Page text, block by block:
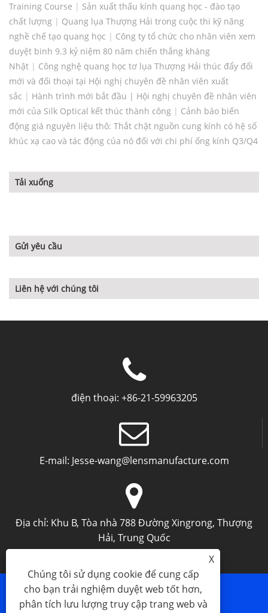
Training Course | Sản xuất thấu kính quang học - đào tạo
chất lượng | Quang lụa Thượng Hải trong cuộc thi kỹ năng
nghề chế tạo quang học | Công ty tổ chức cho nhân viên xem
duyệt binh 9.3 kỷ niệm 80 năm chiến thắng kháng
Nhật | Công nghệ quang học tơ lụa Thượng Hải thúc đẩy đổi
mới và đối thoại tại Hội nghị chuyên đề nhân viên xuất
sắc | Hành trình mới bắt đầu | Hội nghị chuyên đề nhân viên
mới của Silk Optical kết thúc thành công | Cảnh báo biến
động giá nguyên liệu thô: Thắt chặt nguồn cung kính có hệ số
khúc xạ cao và tác động của nó đối với chi phí ống kính Q3/Q4
Tải xuống
Gửi yêu cầu
Liên hệ với chúng tôi
điện thoại: +86-21-59963205
E-mail: Jesse-wang@lensmanufacture.com
Địa chỉ: Khu B, Tòa nhà 788 Đường Xingrong, Thượng
Hải, Trung Quốc
X
Chúng tôi sử dụng cookie để cung cấp
cho bạn trải nghiệm duyệt web tốt hơn,
phân tích lưu lượng truy cập trang web và